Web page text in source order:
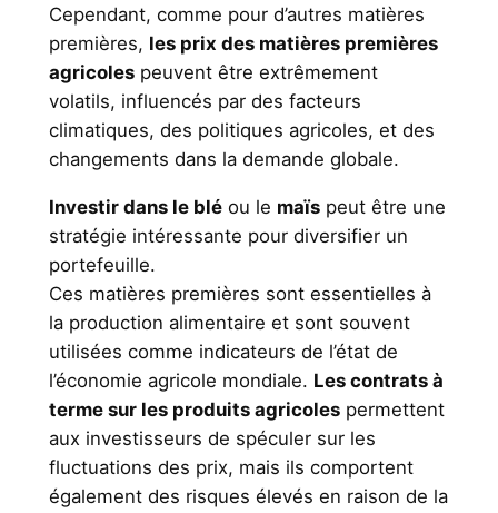
Cependant, comme pour d’autres matières
premières, les prix des matières premières
agricolespeuvent être extrêmement
volatils, influencés par des facteurs
climatiques, des politiques agricoles, et des
changements dans la demande globale.
Investir dans le bléou le maïspeut être une
stratégie intéressante pour diversifier un
portefeuille.
Ces matières premières sont essentielles à
la production alimentaire et sont souvent
utilisées comme indicateurs de l’état de
l’économie agricole mondiale. Les contrats à
terme sur les produits agricolespermettent
aux investisseurs de spéculer sur les
fluctuations des prix, mais ils comportent
également des risques élevés en raison de la